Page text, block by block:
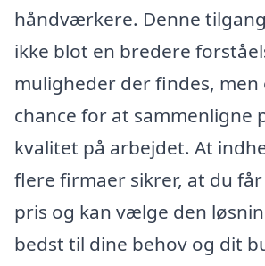
håndværkere. Denne
ikke blot en bredere
muligheder der findes, men
chance for at sammenligne
kvalitet på arbejdet. At
flere firmaer sikrer, at du
pris og kan vælge den
bedst til dine behov og dit